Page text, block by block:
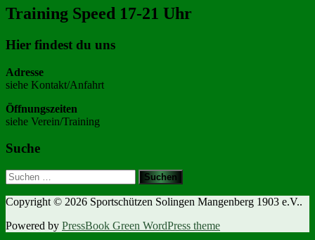
Training Speed 17-21 Uhr
Hier findest du uns
Adresse
siehe Kontakt/Anfahrt
Öffnungszeiten
siehe Verein/Training
Suche
Suchen
nach:
Copyright © 2026 Sportschützen Solingen Mangenberg 1903 e.V..
Powered by PressBook Green WordPress theme